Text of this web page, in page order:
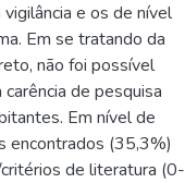
e os de nível
Em se tratando da
não foi possível
de pesquisa
Em nível de
encontrados (35,3%)
de literatura (0-